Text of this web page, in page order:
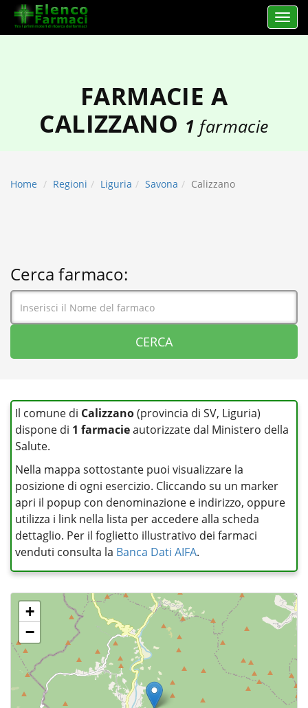
Apri
elencofarmaci.it
FARMACIE A
CALIZZANO 1 farmacie
Home Regioni Liguria Savona Calizzano
Cerca farmaco:
Il comune di Calizzano(provincia di SV, Liguria)
dispone di 1 farmacieautorizzate dal Ministero della
Salute.
Nella mappa sottostante puoi visualizzare la
posizione di ogni esercizio. Cliccando su un marker
apri il popup con denominazione e indirizzo, oppure
utilizza i link nella lista per accedere alla scheda
dettaglio. Per il foglietto illustrativo dei farmaci
venduti consulta la Banca Dati AIFA.
+
−